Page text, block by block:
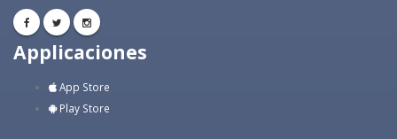
Applicaciones
App Store
Play Store